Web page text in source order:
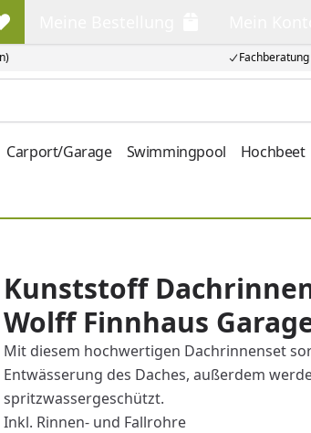
Carport/Garage Swimmingpool Hochbeet
Kunststoff
Wolff Finnhaus
Mit diesem hochwertigen Dachrinnenset
Entwässerung des Daches, außerdem
spritzwassergeschützt.
Inkl. Rinnen- und Fallrohre